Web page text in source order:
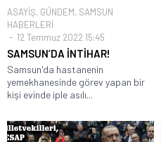
ASAYİŞ, GÜNDEM, SAMSUN
HABERLERİ
12 Temmuz 2022 15:45
SAMSUN’DA İNTİHAR!
Samsun'da hastanenin
yemekhanesinde görev yapan bir
kişi evinde iple asılı...